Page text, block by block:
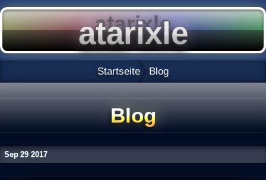
Startseite Blog
Blog
Sep 29 2017